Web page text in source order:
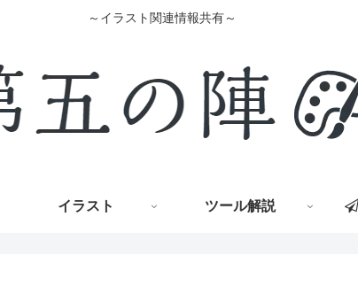
～イラスト関連情報共有～
イラスト ツール解説